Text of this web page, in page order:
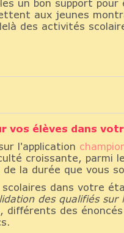
un bon support
aux jeunes
des activités
vos élèves dans
l'application
croissante, parmi
la durée que vous
scolaires dans votre
des qualifiés sur
différents des